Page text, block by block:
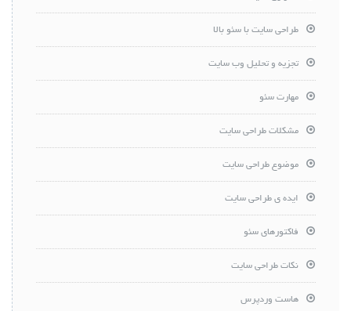
طراحی سایت با سئو بالا
تجزیه و تحلیل وب سایت
مهارت سئو
مشکلات طراحی سایت
موضوع طراحی سایت
ایده ی طراحی سایت
فاکتورهای سئو
نکات طراحی سایت
هاست وردپرس